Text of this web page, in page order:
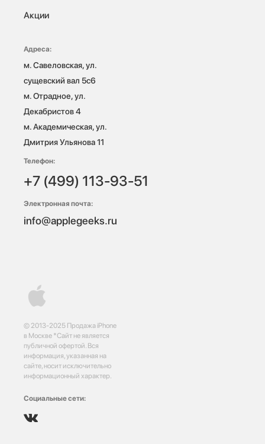
© 2013-2025 Продажа iPhone
в Москве *Сайт не является
публичной офертой. Вся
информация, указанная на
сайте, носит исключительно
информационный характер.
Социальные сети:
Акции
Адреса:
м. Савеловская, ул.
сущевский вал 5с6
м. Отрадное, ул.
Декабристов 4
м. Академическая, ул.
Дмитрия Ульянова 11
Телефон:
+7 (499) 113-93-51
Электронная почта:
info@applegeeks.ru